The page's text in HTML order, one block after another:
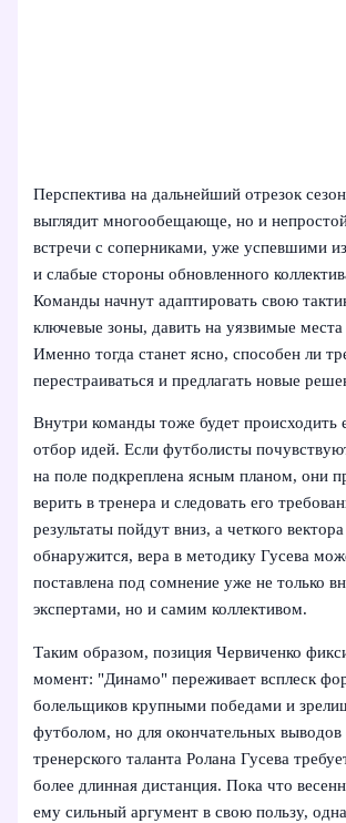
Перспектива на дальнейший отрезок
выглядит многообещающе, но и
встречи с соперниками, уже успевшими
и слабые стороны обновленного
Команды начнут адаптировать свою
ключевые зоны, давить на уязвимые
Именно тогда станет ясно, способен ли
перестраиваться и предлагать новые
Внутри команды тоже будет происходить
отбор идей. Если футболисты
на поле подкреплена ясным планом, они
верить в тренера и следовать его
результаты пойдут вниз, а четкого
обнаружится, вера в методику Гусева
поставлена под сомнение уже не только
экспертами, но и самим коллективом.
Таким образом, позиция Червиченко
момент: "Динамо" переживает всплеск
болельщиков крупными победами и
футболом, но для окончательных
тренерского таланта Ролана Гусева
более длинная дистанция. Пока что
ему сильный аргумент в свою пользу,